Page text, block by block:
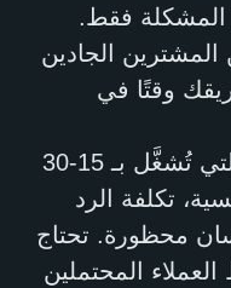
المشكلة فقط.
الجادين
وقتًا في
مع إعلانات "انقر للواتساب" التي تُشغَّل بـ 15-30
تكلفة الرد
محظورة. تحتاج
المحتملين